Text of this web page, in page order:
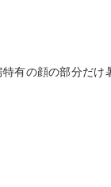
特有の顔の部分だ